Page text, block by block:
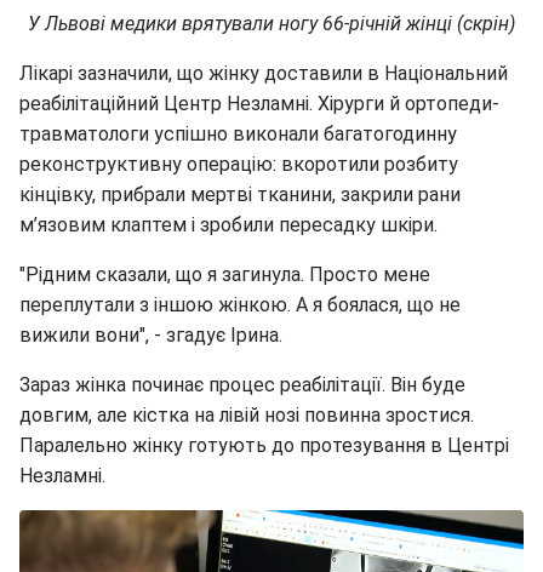
У Львові медики врятували ногу 66-річній жінці (скрін)
Лікарі зазначили, що жінку доставили в Національний
реабілітаційний Центр Незламні. Хірурги й ортопеди-
травматологи успішно виконали багатогодинну
реконструктивну операцію: вкоротили розбиту
кінцівку, прибрали мертві тканини, закрили рани
м’язовим клаптем і зробили пересадку шкіри.
"Рідним сказали, що я загинула. Просто мене
переплутали з іншою жінкою. А я боялася, що не
вижили вони", - згадує Ірина.
Зараз жінка починає процес реабілітації. Він буде
довгим, але кістка на лівій нозі повинна зростися.
Паралельно жінку готують до протезування в Центрі
Незламні.